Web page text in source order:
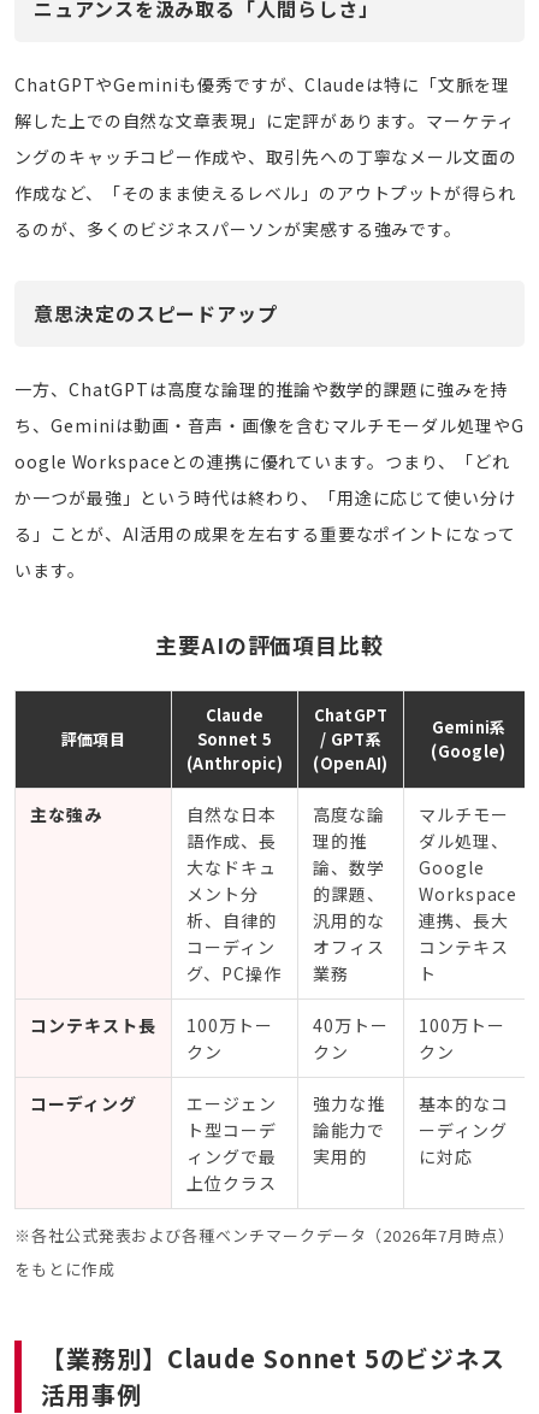
ニュアンスを汲み取る「人間らしさ」
ChatGPTやGeminiも優秀ですが、Claudeは特に「文脈を理
解した上での自然な文章表現」に定評があります。マーケティ
ングのキャッチコピー作成や、取引先への丁寧なメール文面の
作成など、「そのまま使えるレベル」のアウトプットが得られ
るのが、多くのビジネスパーソンが実感する強みです。
意思決定のスピードアップ
一方、ChatGPTは高度な論理的推論や数学的課題に強みを持
ち、Geminiは動画・音声・画像を含むマルチモーダル処理やG
oogle Workspaceとの連携に優れています。つまり、「どれ
か一つが最強」という時代は終わり、「用途に応じて使い分け
る」ことが、AI活用の成果を左右する重要なポイントになって
います。
主要AIの評価項目比較
評価項目
Claude
Sonnet 5
(Anthropic)
ChatGPT
/ GPT系
(OpenAI)
Gemini系
(Google)
主な強み
自然な日本
語作成、長
大なドキュ
メント分
析、自律的
コーディン
グ、PC操作
高度な論
理的推
論、数学
的課題、
汎用的な
オフィス
業務
マルチモー
ダル処理、
Google
Workspace
連携、長大
コンテキス
ト
コンテキスト長
100万トー
クン
40万トー
クン
100万トー
クン
コーディング
エージェン
ト型コーデ
ィングで最
上位クラス
強力な推
論能力で
実用的
基本的なコ
ーディング
に対応
※各社公式発表および各種ベンチマークデータ（2026年7月時点）
をもとに作成
【業務別】Claude Sonnet 5のビジネス
活用事例